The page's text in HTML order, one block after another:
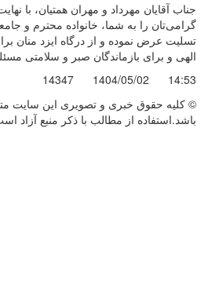
جناب آقایان مهرداد و مهران همتیان، با
گرامی‌تان را به شما، خانواده محترم و
تسلیت عرض نموده و از درگاه ایزد منان
الهی و برای بازماندگان صبر و سلامتی
14:53
1404/05/02
14347
© کليه حقوق خبری و تصويری اين سايت
باشد.استفاده از مطالب با ذكر منبع آزاد